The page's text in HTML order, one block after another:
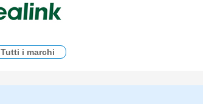
Tutti i marchi